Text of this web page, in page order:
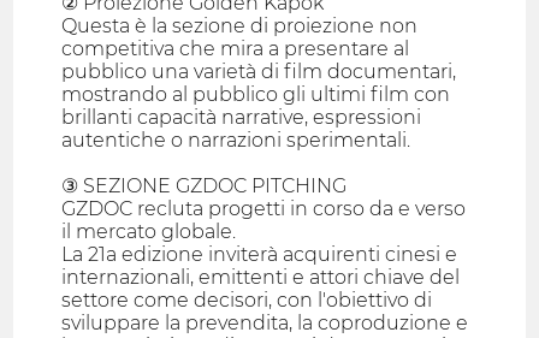
Questa è la sezione di proiezione non
competitiva che mira a presentare al
pubblico una varietà di film documentari,
mostrando al pubblico gli ultimi film con
brillanti capacità narrative, espressioni
autentiche o narrazioni sperimentali.
③ SEZIONE GZDOC PITCHING
GZDOC recluta progetti in corso da e verso
il mercato globale.
La 21a edizione inviterà acquirenti cinesi e
internazionali, emittenti e attori chiave del
settore come decisori, con l'obiettivo di
sviluppare la prevendita, la coproduzione e